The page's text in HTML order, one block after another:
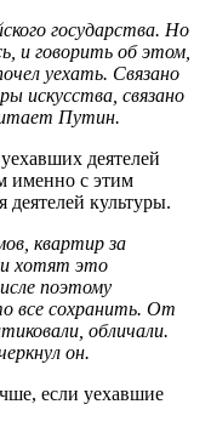
государства. Но
и говорить об этом,
уехать. Связано
искусства, связано
Путин.
деятелей
именно с этим
деятелей культуры.
квартир за
хотят это
поэтому
все сохранить. От
обличали.
он.
если уехавшие